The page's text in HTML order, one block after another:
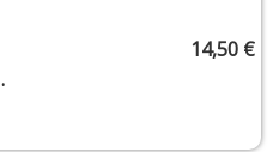
14,50 €